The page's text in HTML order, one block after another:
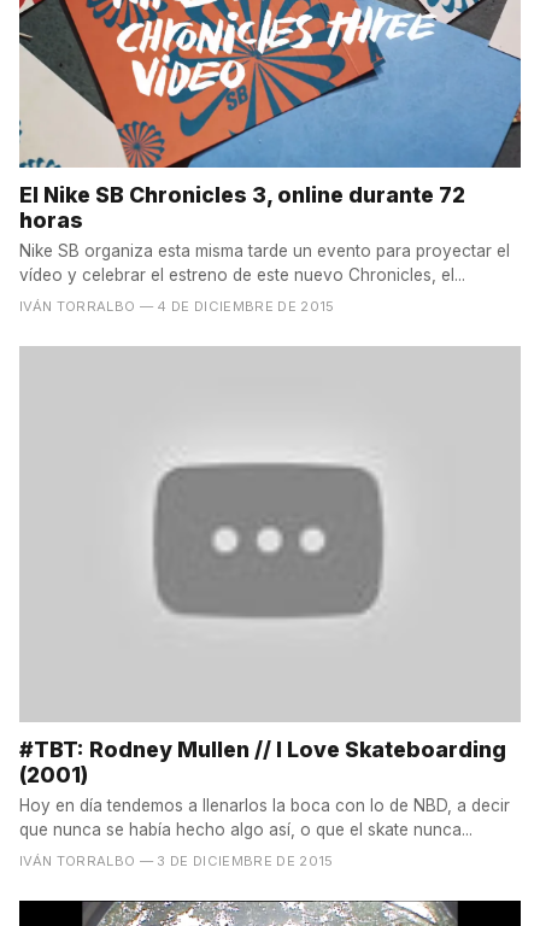
El Nike SB Chronicles 3, online durante 72
horas
Nike SB organiza esta misma tarde un evento para proyectar el
vídeo y celebrar el estreno de este nuevo Chronicles, el...
IVÁN TORRALBO — 4 DE DICIEMBRE DE 2015
#TBT: Rodney Mullen // I Love Skateboarding
(2001)
Hoy en día tendemos a llenarlos la boca con lo de NBD, a decir
que nunca se había hecho algo así, o que el skate nunca...
IVÁN TORRALBO — 3 DE DICIEMBRE DE 2015